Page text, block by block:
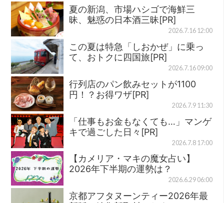
夏の新潟、市場ハシゴで海鮮三
昧、魅惑の日本酒三昧[PR]
2026.7.16 12:00
この夏は特急「しおかぜ」に乗っ
て、おトクに四国旅[PR]
2026.7.16 09:00
行列店のパン飲みセットが1100
円！？お得ワザ[PR]
2026.7.9 11:30
「仕事もお金もなくても…」マンゲ
キで過ごした日々[PR]
2026.7.8 17:00
【カメリア・マキの魔女占い】
2026年下半期の運勢は？
2026.6.29 06:00
京都アフタヌーンティー2026年最